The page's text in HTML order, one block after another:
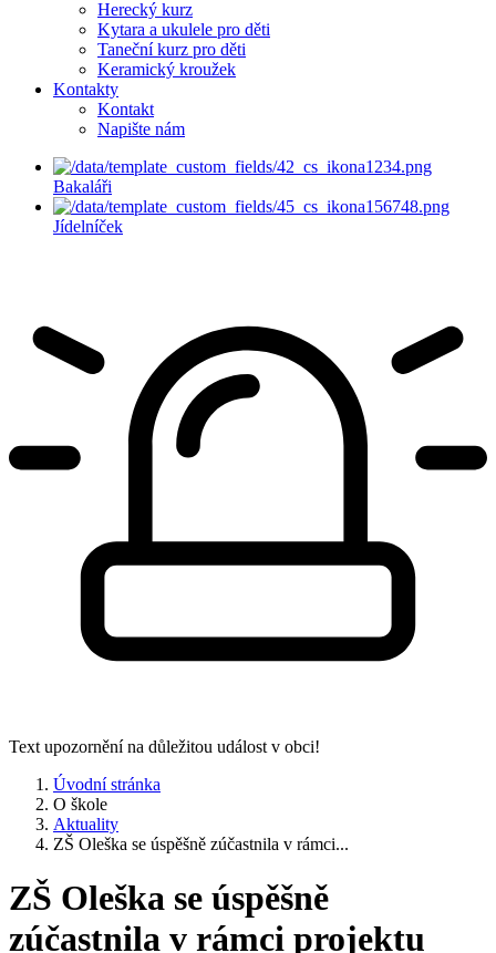
Herecký kurz
Kytara a ukulele pro děti
Taneční kurz pro děti
Keramický kroužek
Kontakty
Kontakt
Napište nám
Bakaláři
Jídelníček
Text upozornění na důležitou událost v obci!
Úvodní stránka
O škole
Aktuality
ZŠ Oleška se úspěšně zúčastnila v rámci...
ZŠ Oleška se úspěšně
zúčastnila v rámci projektu